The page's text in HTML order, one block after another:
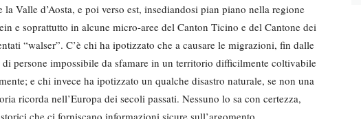
la Valle d’Aosta, e poi verso est, insediandosi pian piano nella regione
e soprattutto in alcune micro-aree del Canton Ticino e del Cantone dei
“walser”. C’è chi ha ipotizzato che a causare le migrazioni, fin dalle
persone impossibile da sfamare in un territorio difficilmente coltivabile
e chi invece ha ipotizzato un qualche disastro naturale, se non una
ricorda nell’Europa dei secoli passati. Nessuno lo sa con certezza,
che ci forniscano informazioni sicure sull’argomento.